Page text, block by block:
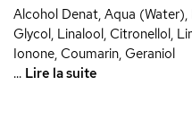
Alcohol Denat, Aqua
Glycol, Linalool, Citronellol,
Ionone, Coumarin, Geraniol
... Lire la suite